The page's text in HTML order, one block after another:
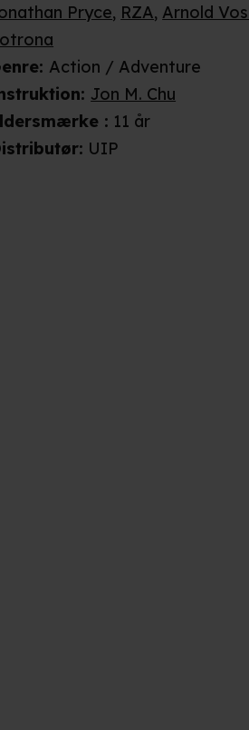
Pryce, RZA, Arnold
: Action / Adventure
: Jon M. Chu
: 11 år
: UIP